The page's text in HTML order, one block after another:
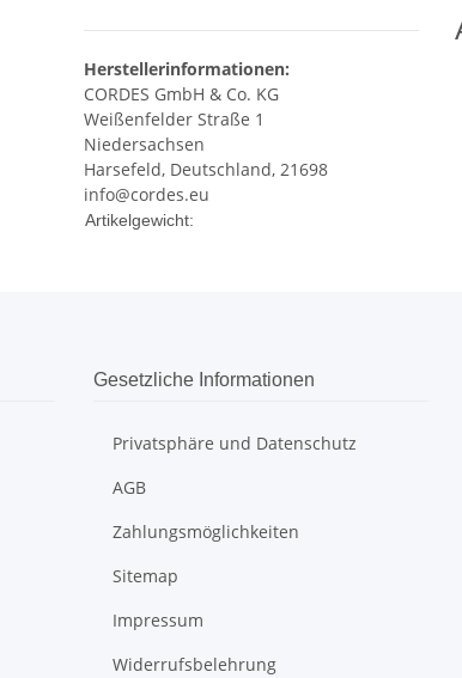
Herstellerinformationen:
CORDES GmbH & Co. KG
Weißenfelder Straße 1
Niedersachsen
Harsefeld, Deutschland, 21698
info@cordes.eu
Produkteigenschaft
Wert
Artikelgewicht:
Gesetzliche Informationen
Privatsphäre und Datenschutz
AGB
Zahlungsmöglichkeiten
Sitemap
Impressum
Widerrufsbelehrung